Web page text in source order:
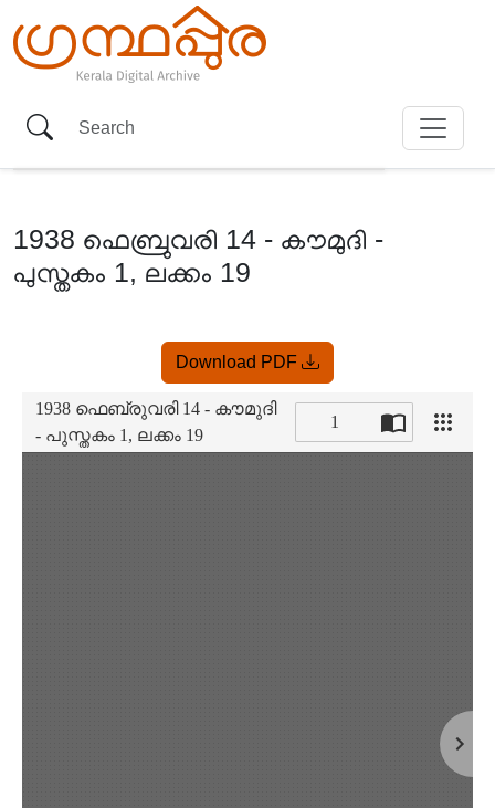
1938 ഫെബ്രുവരി 14 - കൗമുദി -
പുസ്തകം 1, ലക്കം 19
Download PDF